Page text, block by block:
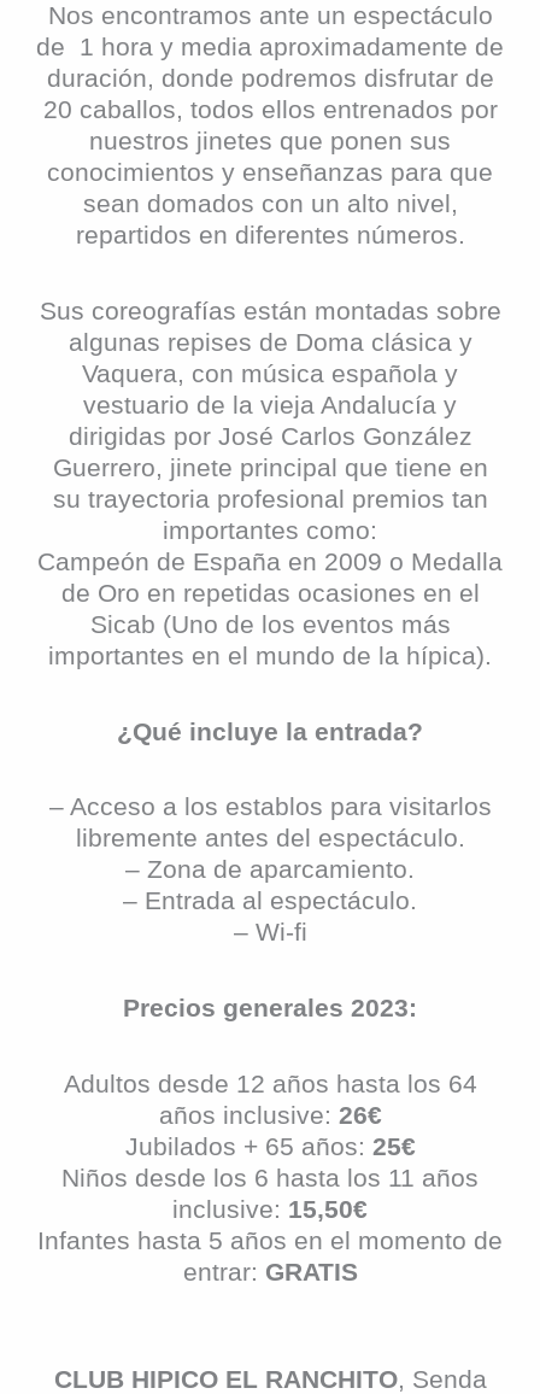
Nos encontramos ante un espectáculo
de 1 hora y media aproximadamente de
duración, donde podremos disfrutar de
20 caballos, todos ellos entrenados por
nuestros jinetes que ponen sus
conocimientos y enseñanzas para que
sean domados con un alto nivel,
repartidos en diferentes números.
Sus coreografías están montadas sobre
algunas repises de Doma clásica y
Vaquera, con música española y
vestuario de la vieja Andalucía y
dirigidas por José Carlos González
Guerrero, jinete principal que tiene en
su trayectoria profesional premios tan
importantes como:
Campeón de España en 2009 o Medalla
de Oro en repetidas ocasiones en el
Sicab (Uno de los eventos más
importantes en el mundo de la hípica).
¿Qué incluye la entrada?
– Acceso a los establos para visitarlos
libremente antes del espectáculo.
– Zona de aparcamiento.
– Entrada al espectáculo.
– Wi-fi
Precios generales 2023:
Adultos desde 12 años hasta los 64
años inclusive: 26€
Jubilados + 65 años: 25€
Niños desde los 6 hasta los 11 años
inclusive: 15,50€
Infantes hasta 5 años en el momento de
entrar: GRATIS
CLUB HIPICO EL RANCHITO, Senda